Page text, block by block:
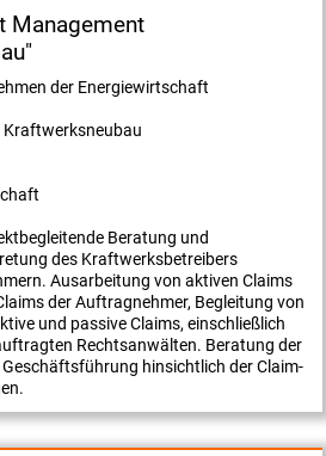
Management
der Energiewirtschaft
Kraftwerksneubau
Beratung und
des Kraftwerksbetreibers
Ausarbeitung von aktiven Claims
der Auftragnehmer, Begleitung von
und passive Claims, einschließlich
Rechtsanwälten. Beratung der
hinsichtlich der Claim-